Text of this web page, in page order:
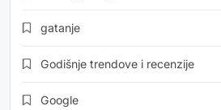
gatanje
Godišnje trendove i recenzije
Google